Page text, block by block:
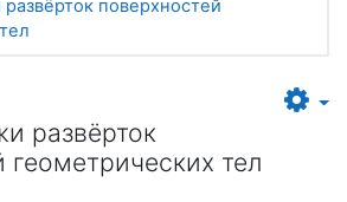
поверхностей
развёрток
геометрических тел